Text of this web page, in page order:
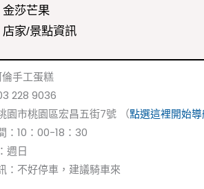
金莎芒果
店家/景點資訊
手工蛋糕
228 9036
園市桃園區宏昌五街7號 （點選這裡開始
：10：00-18：30
週日
：不好停車，建議騎車來